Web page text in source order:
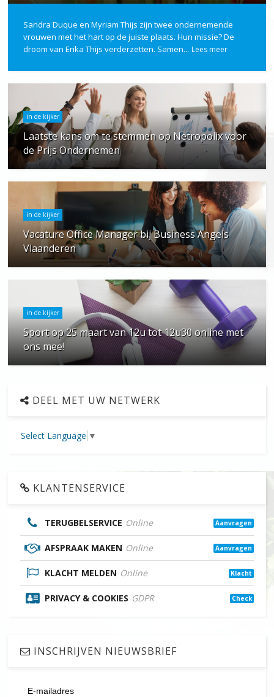
Sandra Duque en Myriam Thijs zijn twee ondernemende
vrouwen met het hart op de juiste plaats. Hun missie? De
droom van Erika Thijs verderzetten. Samen... Lees meer
in de kijker
Laatste kans om te stemmen op Netropolix voor
de Prijs Ondernemen
in de kijker
Vacature Office Manager bij Business Angels
Vlaanderen
in de kijker
Sport op 25 maart van 12u tot 12u30 online met
ons mee!
DEEL MET UW NETWERK
Select Language ▼
KLANTENSERVICE
TERUGBELSERVICE Online Aanvragen
AFSPRAAK MAKEN Online Aanvragen
KLACHT MELDEN Online Klacht
PRIVACY & COOKIES GDPR Check
INSCHRIJVEN NIEUWSBRIEF
E-mailadres